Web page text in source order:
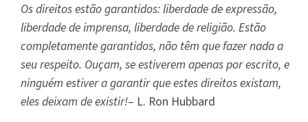
Os direitos estão garantidos: liberdade de expressão,
liberdade de imprensa, liberdade de religião. Estão
completamente garantidos, não têm que fazer nada a
seu respeito. Ouçam, se estiverem apenas por escrito, e
ninguém estiver a garantir que estes direitos existam,
eles deixam de existir!– L. Ron Hubbard